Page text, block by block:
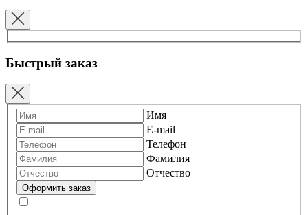
Быстрый заказ
Имя
E-mail
Телефон
Фамилия
Отчество